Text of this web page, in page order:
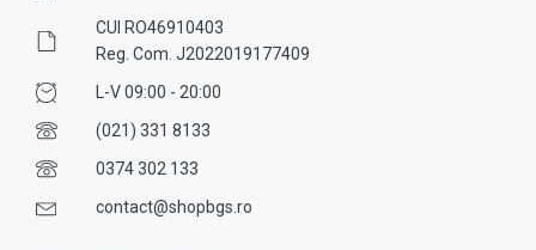
CUI RO46910403
Reg. Com. J2022019177409
L-V 09:00 - 20:00
(021) 331 8133
0374 302 133
contact@shopbgs.ro